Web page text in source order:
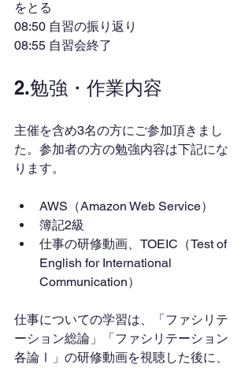
をとる
08:50 自習の振り返り
08:55 自習会終了
2.勉強・作業内容
主催を含め3名の方にご参加頂きまし
た。参加者の方の勉強内容は下記にな
ります。
AWS（Amazon Web Service）
簿記2級
仕事の研修動画、TOEIC（Test of
English for International
Communication）
仕事についての学習は、「ファシリテ
ーション総論」「ファシリテーション
各論Ⅰ」の研修動画を視聴した後に、